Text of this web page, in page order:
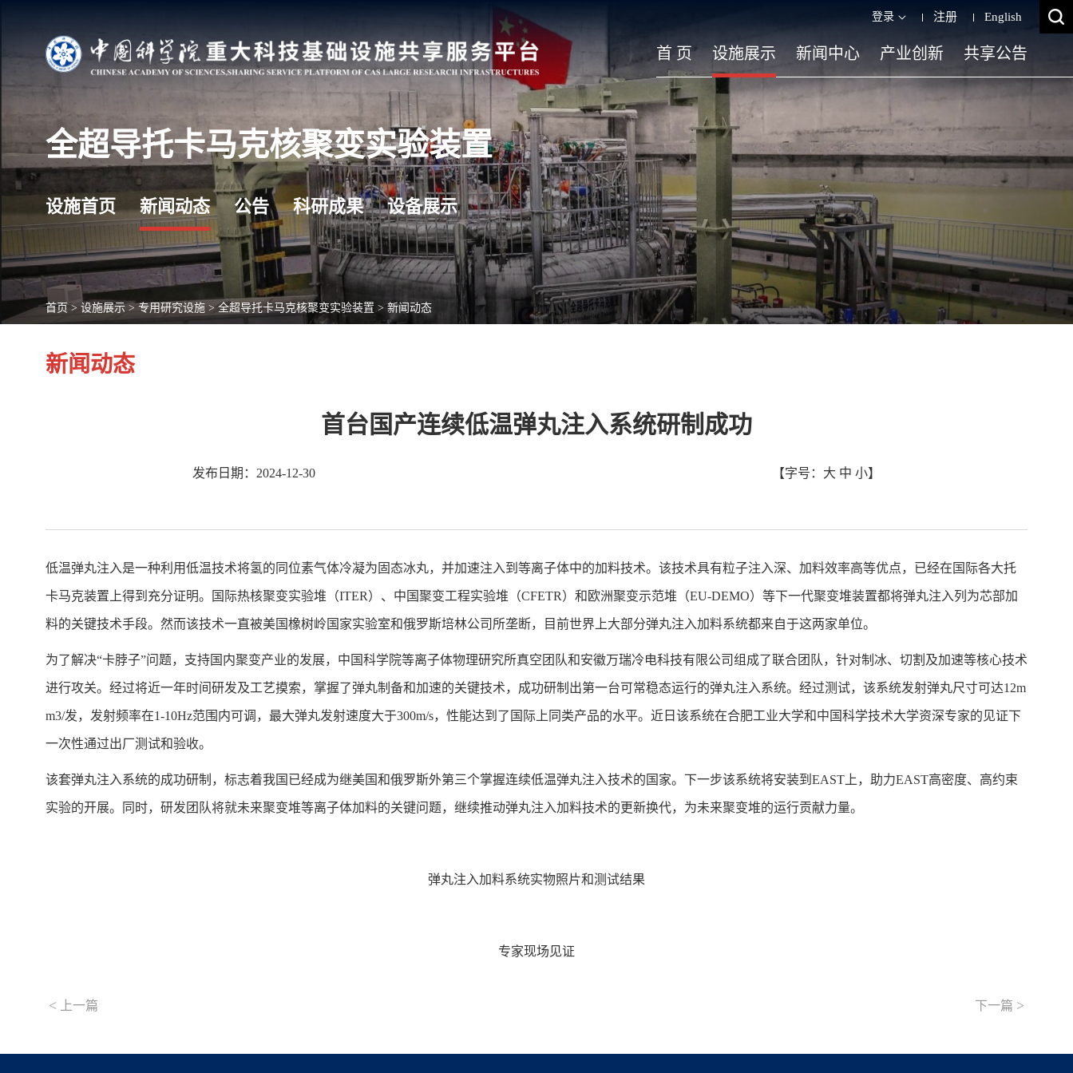
登录 注册 English
首 页 设施展示 新闻中心 产业创新 共享公告
全超导托卡马克核聚变实验装置
设施首页 新闻动态 公告 科研成果 设备展示
首页> 设施展示 > 专用研究设施 >全超导托卡马克核聚变实验装置 > 新闻动态
新闻动态
首台国产连续低温弹丸注入系统研制成功
发布日期：2024-12-30 【字号： 大 中 小】
低温弹丸注入是一种利用低温技术将氢的同位素气体冷凝为固态冰丸，并加速注入到等离子体中的加料技术。该技术具有粒子注入深、加料效率高等优点，已经在国际各大托
卡马克装置上得到充分证明。国际热核聚变实验堆（ITER）、中国聚变工程实验堆（CFETR）和欧洲聚变示范堆（EU-DEMO）等下一代聚变堆装置都将弹丸注入列为芯部加
料的关键技术手段。然而该技术一直被美国橡树岭国家实验室和俄罗斯培林公司所垄断，目前世界上大部分弹丸注入加料系统都来自于这两家单位。
为了解决“卡脖子”问题，支持国内聚变产业的发展，中国科学院等离子体物理研究所真空团队和安徽万瑞冷电科技有限公司组成了联合团队，针对制冰、切割及加速等核心技术
进行攻关。经过将近一年时间研发及工艺摸索，掌握了弹丸制备和加速的关键技术，成功研制出第一台可常稳态运行的弹丸注入系统。经过测试，该系统发射弹丸尺寸可达12m
m3/发，发射频率在1-10Hz范围内可调，最大弹丸发射速度大于300m/s，性能达到了国际上同类产品的水平。近日该系统在合肥工业大学和中国科学技术大学资深专家的见证下
一次性通过出厂测试和验收。
该套弹丸注入系统的成功研制，标志着我国已经成为继美国和俄罗斯外第三个掌握连续低温弹丸注入技术的国家。下一步该系统将安装到 EAST 上，助力EAST高密度、高约束
实验的开展。同时，研发团队将就未来聚变堆等离子体加料的关键问题，继续推动弹丸注入加料技术的更新换代，为未来聚变堆的运行贡献力量。
弹丸注入加料系统实物照片和测试结果
专家现场见证
< 上一篇 下一篇 >